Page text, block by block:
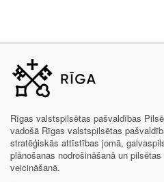
Rīgas valstspilsētas pašvaldības
vadošā Rīgas valstspilsētas
stratēģiskās attīstības jomā,
plānošanas nodrošināšanā un
veicināšanā.